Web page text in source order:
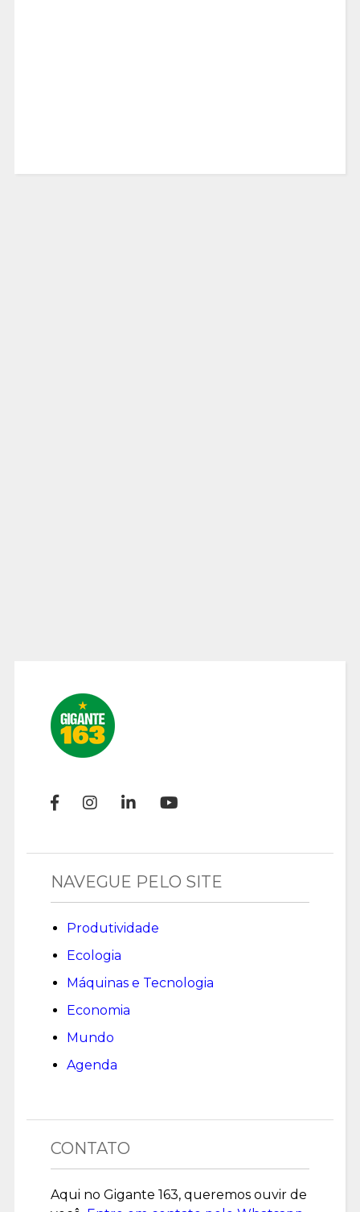
NAVEGUE PELO SITE
Produtividade
Ecologia
Máquinas e Tecnologia
Economia
Mundo
Agenda
CONTATO
Aqui no Gigante 163, queremos ouvir de